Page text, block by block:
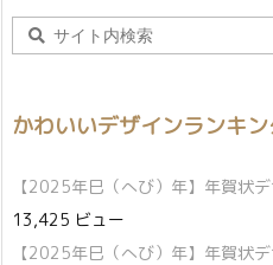
かわいいデザインランキ
【2025年巳（へび）年】年賀状
13,425 ビュー
【2025年巳（へび）年】年賀状